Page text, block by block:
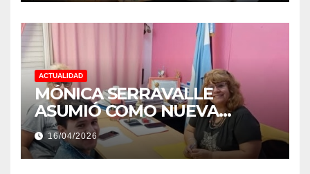
ACTUALIDAD
MÓNICA SERRAVALLE
ASUMIÓ COMO NUEVA
DIRECTORA DEL E.E.S. N° 82
«RENÉ FAVALORO» DE
BASAIL.
16/04/2026